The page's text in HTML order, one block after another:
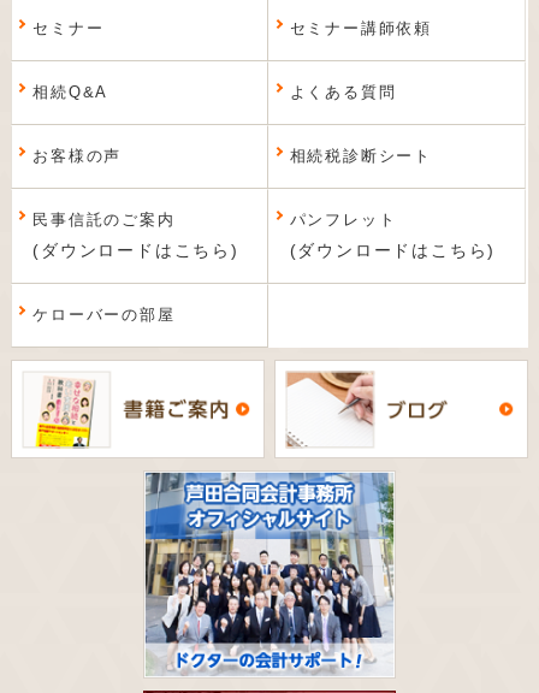
セミナー セミナー講師依頼
相続Q&A よくある質問
お客様の声 相続税診断シート
民事信託のご案内
(ダウンロードはこちら)
パンフレット
(ダウンロードはこちら)
ケローバーの部屋